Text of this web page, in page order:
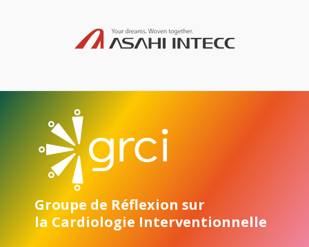
Groupe de Réflexion sur
la Cardiologie Interventionnelle